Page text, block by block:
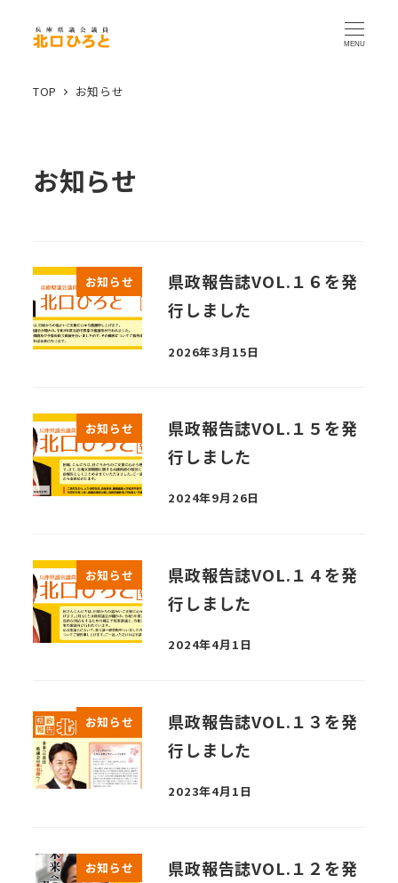
MENU
TOP お知らせ
お知らせ
お知らせ
県政報告誌VOL.１６を発
行しました
2026年3月15日
お知らせ
県政報告誌VOL.１５を発
行しました
2024年9月26日
お知らせ
県政報告誌VOL.１４を発
行しました
2024年4月1日
お知らせ
県政報告誌VOL.１３を発
行しました
2023年4月1日
お知らせ
県政報告誌VOL.１２を発